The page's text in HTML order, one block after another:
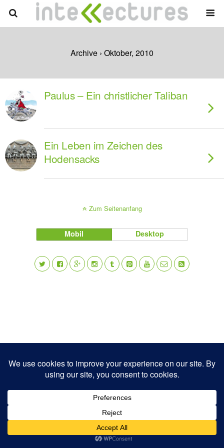
Archive › Oktober, 2010
Paulus – Ein christlicher Taliban
Ein Leben im Zeichen des
Hodensacks
Zum Seitenanfang
Mobil Desktop